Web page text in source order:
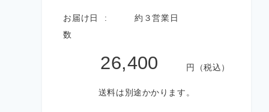
お届け日
数
約３営業日
26,400 円（税込）
送料は別途かかります。